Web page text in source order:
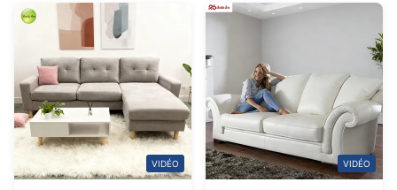
VIDÉO VIDÉO